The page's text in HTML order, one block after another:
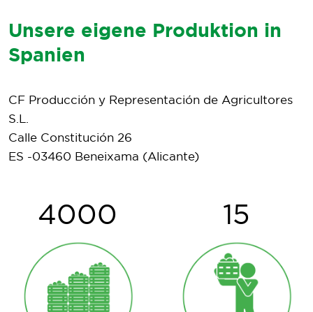
Unsere eigene Produktion in
Spanien
CF Producción y Representación de Agricultores
S.L.
Calle Constitución 26
ES -03460 Beneixama (Alicante)
4000 15